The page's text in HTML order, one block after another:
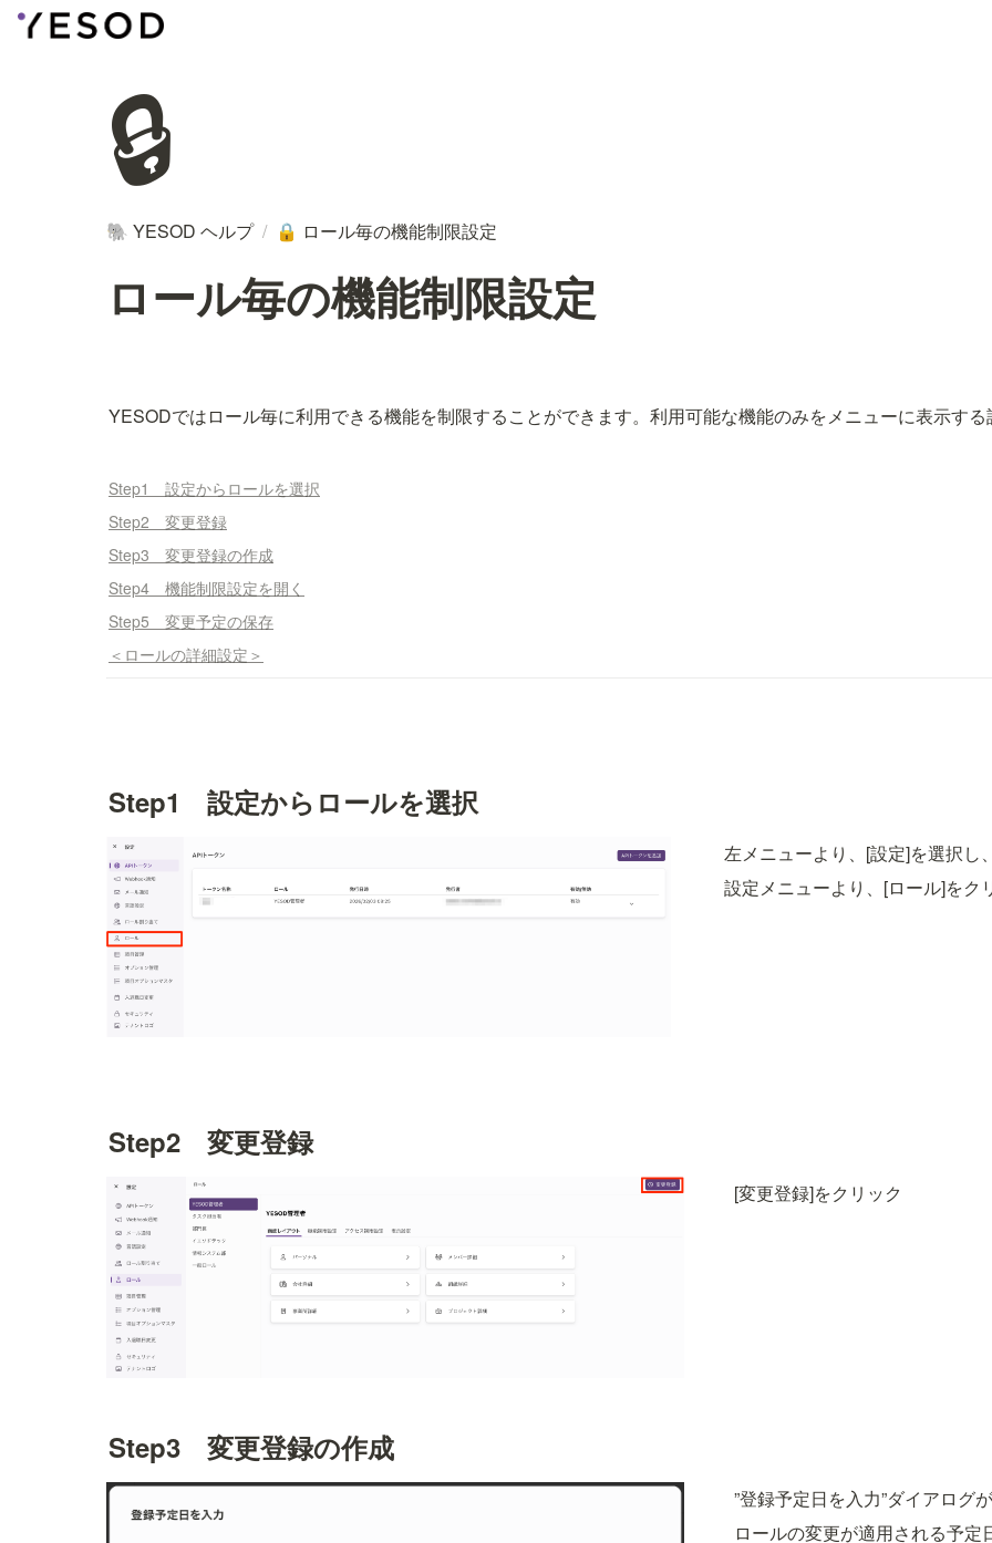
🔒
🐘 YESOD ヘルプ / 🔒 ロール毎の機能制限設定
ロール毎の機能制限設定
YESODではロール毎に利用できる機能を制限することができます。利用可能な機能のみをメニューに表示する
Step1 設定からロールを選択
Step2 変更登録
Step3 変更登録の作成
Step4 機能制限設定を開く
Step5 変更予定の保存
＜ロールの詳細設定＞
Step1　設定からロールを選択
左メニューより、[設定]を選択し、
設定メニューより、[ロール]をク
Step2　変更登録
[変更登録]をクリック
Step3　変更登録の作成
”登録予定日を入力”ダイアログが
ロールの変更が適用される予定